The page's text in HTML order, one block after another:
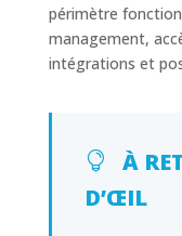
périmètre
management,
intégrations et
À
D’ŒIL